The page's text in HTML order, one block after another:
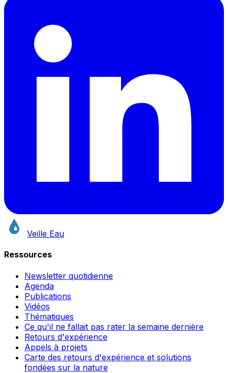
Veille Eau
Ressources
Newsletter quotidienne
Agenda
Publications
Vidéos
Thématiques
Ce qu'il ne fallait pas rater la semaine dernière
Retours d'expérience
Appels à projets
Carte des retours d'expérience et solutions
fondées sur la nature